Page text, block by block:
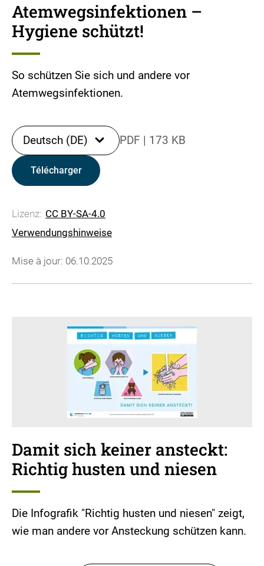
Atemwegsinfektionen –
Hygiene schützt!
So schützen Sie sich und andere vor
Atemwegsinfektionen.
Deutsch (DE) PDF | 173 KB
Télécharger
Lizenz: CC BY-SA-4.0
Verwendungshinweise
Mise à jour: 06.10.2025
Damit sich keiner ansteckt:
Richtig husten und niesen
Die Infografik "Richtig husten und niesen" zeigt,
wie man andere vor Ansteckung schützen kann.